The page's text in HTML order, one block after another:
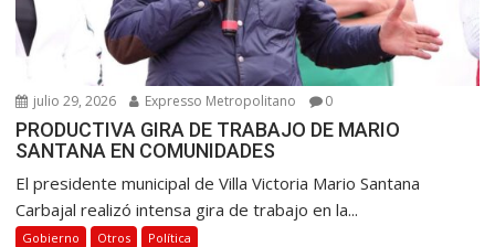
julio 29, 2026 Expresso Metropolitano 0
PRODUCTIVA GIRA DE TRABAJO DE MARIO
SANTANA EN COMUNIDADES
El presidente municipal de Villa Victoria Mario Santana
Carbajal realizó intensa gira de trabajo en la...
Gobierno Otros Política